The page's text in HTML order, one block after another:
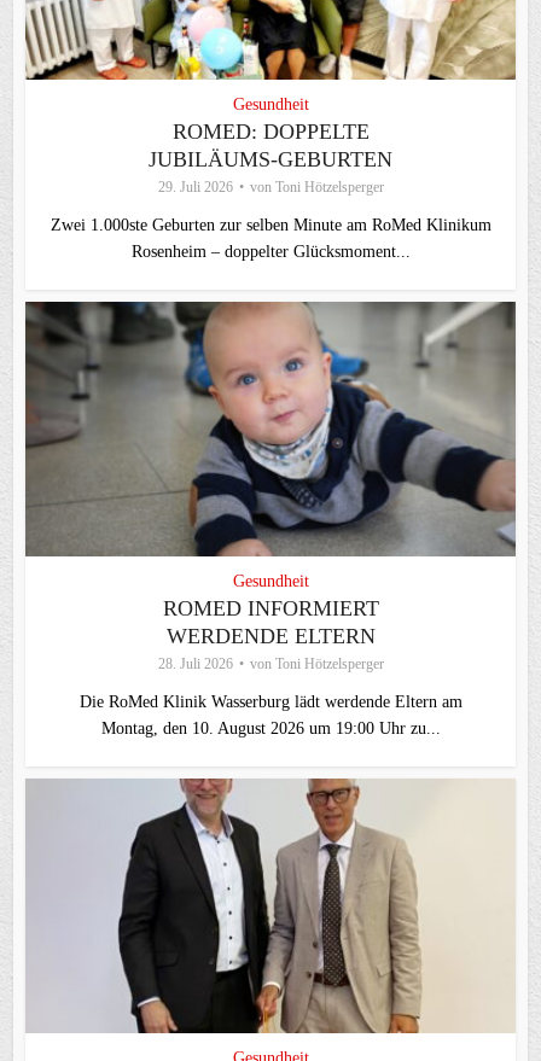
Gesundheit
ROMED: DOPPELTE
JUBILÄUMS-GEBURTEN
29. Juli 2026 von Toni Hötzelsperger
Zwei 1.000ste Geburten zur selben Minute am RoMed Klinikum
Rosenheim – doppelter Glücksmoment...
Gesundheit
ROMED INFORMIERT
WERDENDE ELTERN
28. Juli 2026 von Toni Hötzelsperger
Die RoMed Klinik Wasserburg lädt werdende Eltern am
Montag, den 10. August 2026 um 19:00 Uhr zu...